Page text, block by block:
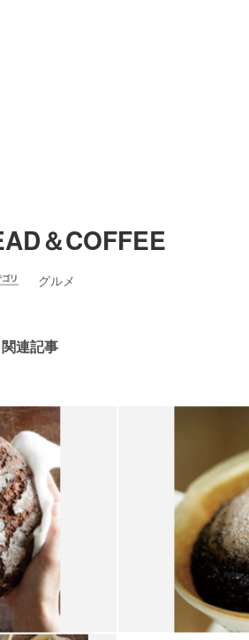
＆COFFEE
グルメ
関連記事